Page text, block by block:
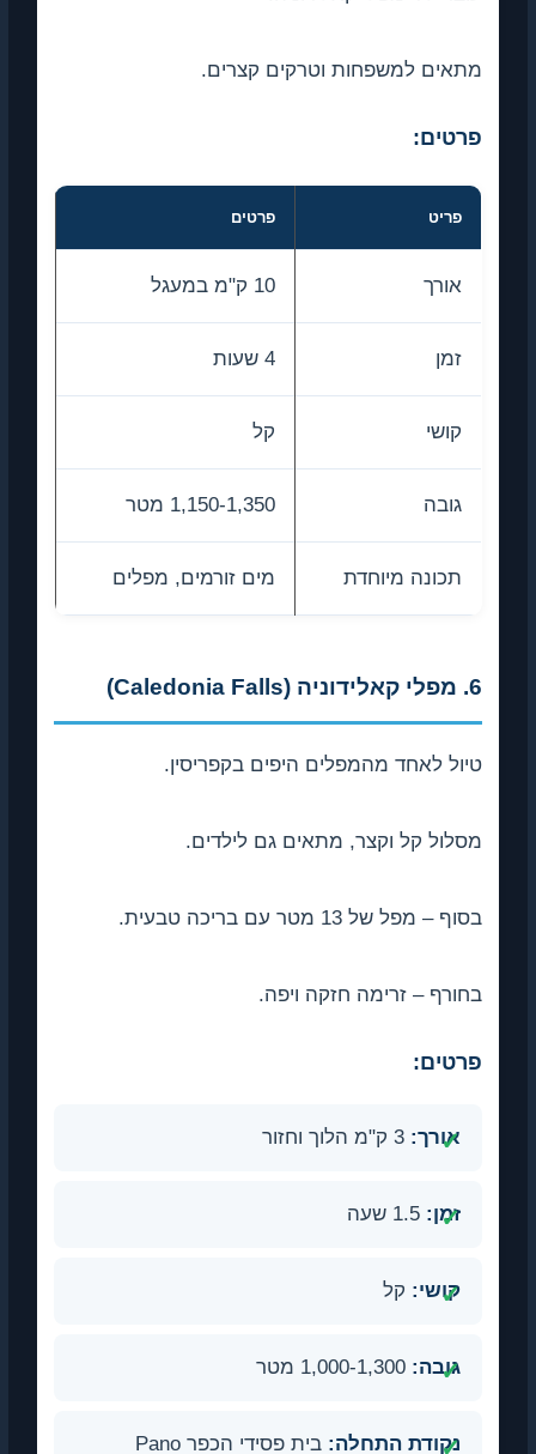
מתאים למשפחות וטרקים קצרים.
פרטים:
1,150-1,350 מטר
תכונה מיוחדת מים זורמים, מפלים
טיול לאחד מהמפלים היפים בקפריסין.
מסלול קל וקצר, מתאים גם לילדים.
בסוף – מפל של 13 מטר עם בריכה טבעית.
בחורף – זרימה חזקה ויפה.
פרטים:
אורך:3 ק"מ הלוך וחזור
קושי:קל
גובה:1,000-1,300 מטר
נקודת התחלה: בית פסידי הכפר Pano